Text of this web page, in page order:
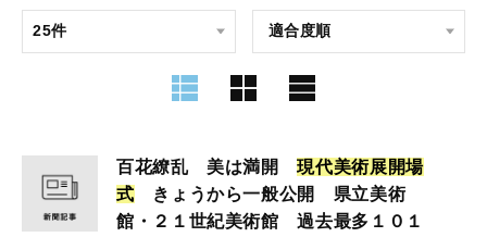
百花繚乱 美は満開現代美術展開場
式 きょうから一般公開 県立美術
館・２１世紀美術館 過去最多１０１